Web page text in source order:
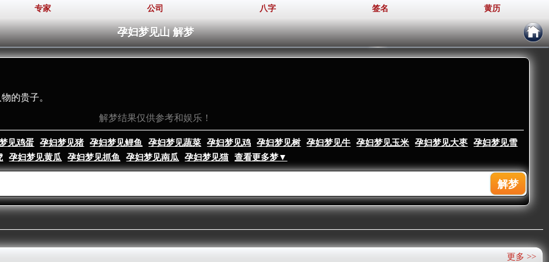
专家 公司 八字 签名 黄历
孕妇梦见山 解梦
的贵子。
解梦结果仅供参考和娱乐！
见鸡蛋 孕妇梦见猪 孕妇梦见鲤鱼 孕妇梦见蔬菜 孕妇梦见鸡 孕妇梦见树 孕妇梦见牛 孕妇梦见玉米 孕妇梦见大枣
孕妇梦见雪
孕妇梦见黄瓜 孕妇梦见抓鱼 孕妇梦见南瓜 孕妇梦见猫 查看更多梦▼
更多 >>